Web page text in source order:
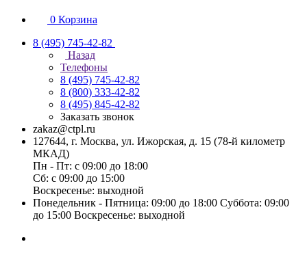
0 Корзина
8 (495) 745-42-82
Назад
Телефоны
8 (495) 745-42-82
8 (800) 333-42-82
8 (495) 845-42-82
Заказать звонок
zakaz@ctpl.ru
127644, г. Москва, ул. Ижорская, д. 15 (78-й километр
МКАД)
Пн - Пт: с 09:00 до 18:00
Сб: с 09:00 до 15:00
Воскресенье: выходной
Понедельник - Пятница: 09:00 до 18:00 Суббота: 09:00
до 15:00 Воскресенье: выходной